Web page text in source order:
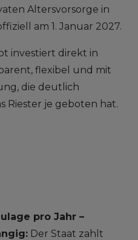
Altersvorsorge in
am 1. Januar 2027.
investiert direkt in
flexibel und mit
die deutlich
Riester je geboten hat.
pro Jahr –
Der Staat zahlt